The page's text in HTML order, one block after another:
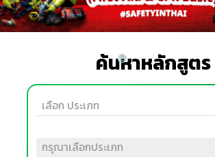
ค้นหาหลักสูตร
เลือก ประเภท
กรุณาเลือกประเภท